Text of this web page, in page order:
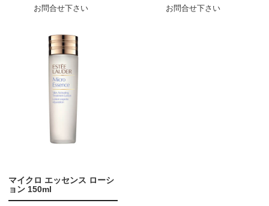
お問合せ下さい
お問合せ下さい
マイクロ エッセンス ローシ
ョン 150ml